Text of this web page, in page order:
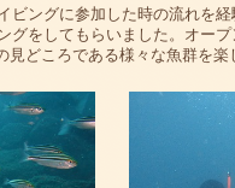
ビングに参加した時の流れを
グをしてもらいました。オー
どころである様々な魚群を楽